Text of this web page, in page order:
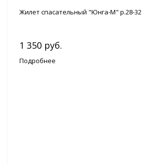
Жилет спасательный "Юнга-M" р.28-32
1 350 руб.
Подробнее